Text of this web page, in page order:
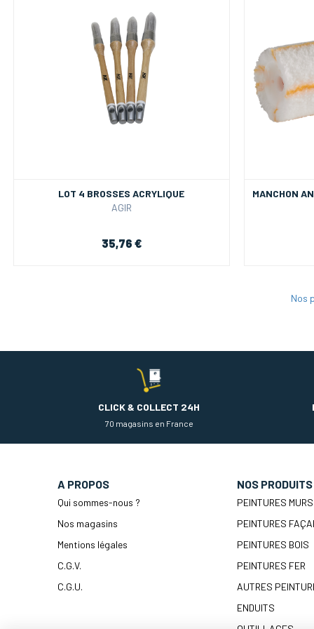
LOT 4 BROSSES ACRYLIQUE
AGIR
35,76 €
MANCHON
Nos
CLICK & COLLECT 24H
70 magasins en France
A PROPOS
Qui sommes-nous ?
Nos magasins
Mentions légales
C.G.V.
C.G.U.
NOS PRODUITS
PEINTURES
PEINTURES
PEINTURES BOIS
PEINTURES FER
AUTRES
ENDUITS